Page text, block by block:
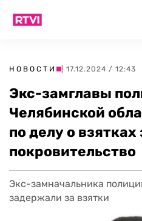
НОВОСТИ | 17.12.2024 / 12:43
Экс-замглавы
Челябинской
по делу о взятках
покровительство
Экс-замначальника
задержали за взятки